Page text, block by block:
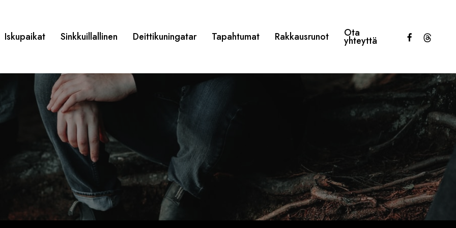
Iskupaikat Sinkkuillallinen Deittikuningatar Tapahtumat Rakkausrunot Ota
yhteyttä facebookthreads